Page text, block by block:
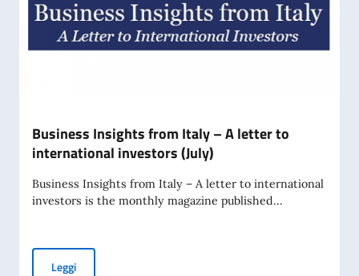
Business Insights from Italy – A letter to
international investors (July)
Business Insights from Italy – A letter to international
investors is the monthly magazine published...
LeggiBusiness Insights from Italy – A letter to international